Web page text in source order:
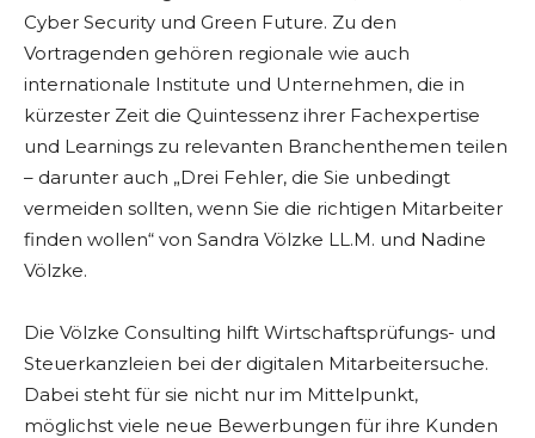
Cyber Security und Green Future. Zu den
Vortragenden gehören regionale wie auch
internationale Institute und Unternehmen, die in
kürzester Zeit die Quintessenz ihrer Fachexpertise
und Learnings zu relevanten Branchenthemen teilen
– darunter auch „Drei Fehler, die Sie unbedingt
vermeiden sollten, wenn Sie die richtigen Mitarbeiter
finden wollen“ von Sandra Völzke LL.M. und Nadine
Völzke.
Die Völzke Consulting hilft Wirtschaftsprüfungs- und
Steuerkanzleien bei der digitalen Mitarbeitersuche.
Dabei steht für sie nicht nur im Mittelpunkt,
möglichst viele neue Bewerbungen für ihre Kunden